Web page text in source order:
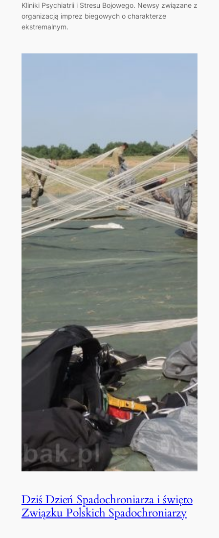
Kliniki Psychiatrii i Stresu Bojowego. Newsy związane z
organizacją imprez biegowych o charakterze
ekstremalnym.
Dziś Dzień Spadochroniarza i święto
Związku Polskich Spadochroniarzy